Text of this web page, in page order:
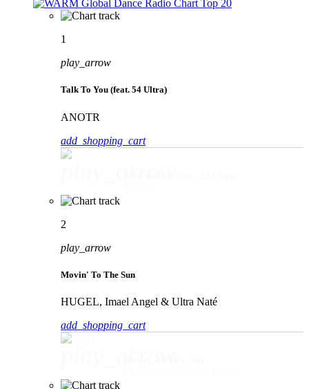
1
play_arrow
Talk To You (feat. 54 Ultra)
ANOTR
add_shopping_cart
2
play_arrow
Movin' To The Sun
HUGEL, Imael Angel & Ultra Naté
add_shopping_cart